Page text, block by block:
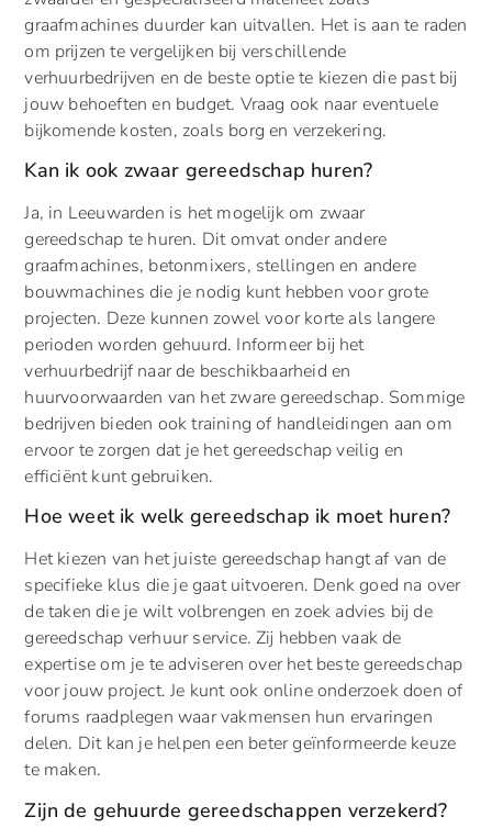
graafmachines duurder kan uitvallen. Het is aan te raden
om prijzen te vergelijken bij verschillende
verhuurbedrijven en de beste optie te kiezen die past bij
jouw behoeften en budget. Vraag ook naar eventuele
bijkomende kosten, zoals borg en verzekering.
Kan ik ook zwaar gereedschap huren?
Ja, in Leeuwarden is het mogelijk om zwaar
gereedschap te huren. Dit omvat onder andere
graafmachines, betonmixers, stellingen en andere
bouwmachines die je nodig kunt hebben voor grote
projecten. Deze kunnen zowel voor korte als langere
perioden worden gehuurd. Informeer bij het
verhuurbedrijf naar de beschikbaarheid en
huurvoorwaarden van het zware gereedschap. Sommige
bedrijven bieden ook training of handleidingen aan om
ervoor te zorgen dat je het gereedschap veilig en
efficiënt kunt gebruiken.
Hoe weet ik welk gereedschap ik moet huren?
Het kiezen van het juiste gereedschap hangt af van de
specifieke klus die je gaat uitvoeren. Denk goed na over
de taken die je wilt volbrengen en zoek advies bij de
gereedschap verhuur service. Zij hebben vaak de
expertise om je te adviseren over het beste gereedschap
voor jouw project. Je kunt ook online onderzoek doen of
forums raadplegen waar vakmensen hun ervaringen
delen. Dit kan je helpen een beter geïnformeerde keuze
te maken.
Zijn de gehuurde gereedschappen verzekerd?